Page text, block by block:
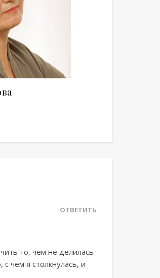
ОТВЕТИТЬ
то, чем не делилась
чем я столкнулась, и